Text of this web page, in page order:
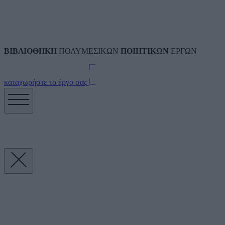
ΒΙΒΛΙΟΘΗΚΗ ΠΟΛΥΜΕΣΙΚΩΝ ΠΟΙΗΤΙΚΩΝ ΕΡΓΩΝ
καταχωρήστε το έργο σας